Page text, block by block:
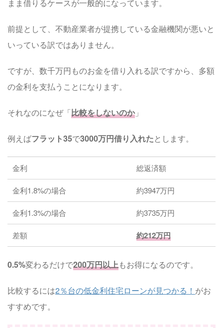
まま借りるケースが一般的になっています。
前提として、不動産業者が提携している金融機関が悪いと
いっている訳ではありません。
ですが、数千万円ものお金を借り入れる訳ですから、多額
の金利を支払うことになります。
それなのになぜ「比較をしないのか」
例えばフラット35で3000万円借り入れたとします。
金利 総返済額
金利1.8%の場合 約3947万円
金利1.3%の場合 約3735万円
差額 約212万円
0.5%変わるだけで200万円以上もお得になるのです。
比較するには2％台の低金利住宅ローンが見つかる！ がお
すすめです。